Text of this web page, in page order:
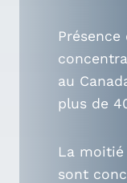
au
plus de
La
sont